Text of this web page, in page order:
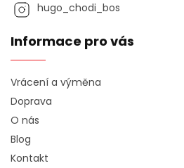
hugo_chodi_bos
Informace pro vás
Vrácení a výměna
Doprava
O nás
Blog
Kontakt